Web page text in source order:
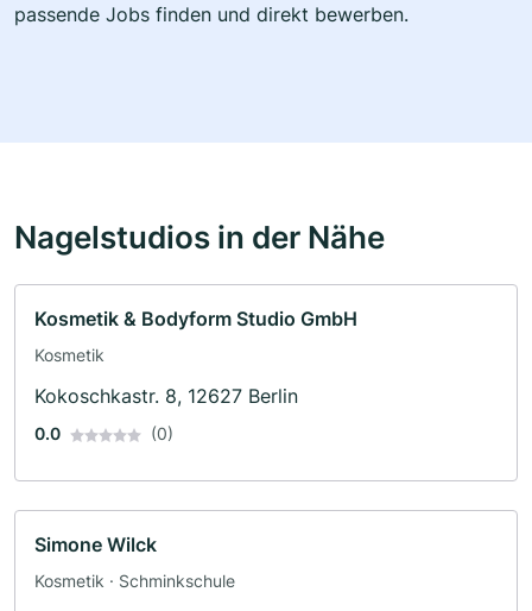
passende Jobs finden und direkt bewerben.
Nagelstudios in der Nähe
Kosmetik & Bodyform Studio GmbH
Kosmetik
Kokoschkastr. 8, 12627 Berlin
0.0 (0)
Simone Wilck
Kosmetik · Schminkschule